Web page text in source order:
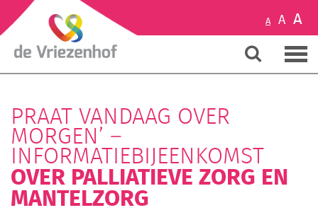
A A A
PRAAT VANDAAG OVER
MORGEN’ –
INFORMATIEBIJEENKOMST
OVER PALLIATIEVE ZORG EN
MANTELZORG